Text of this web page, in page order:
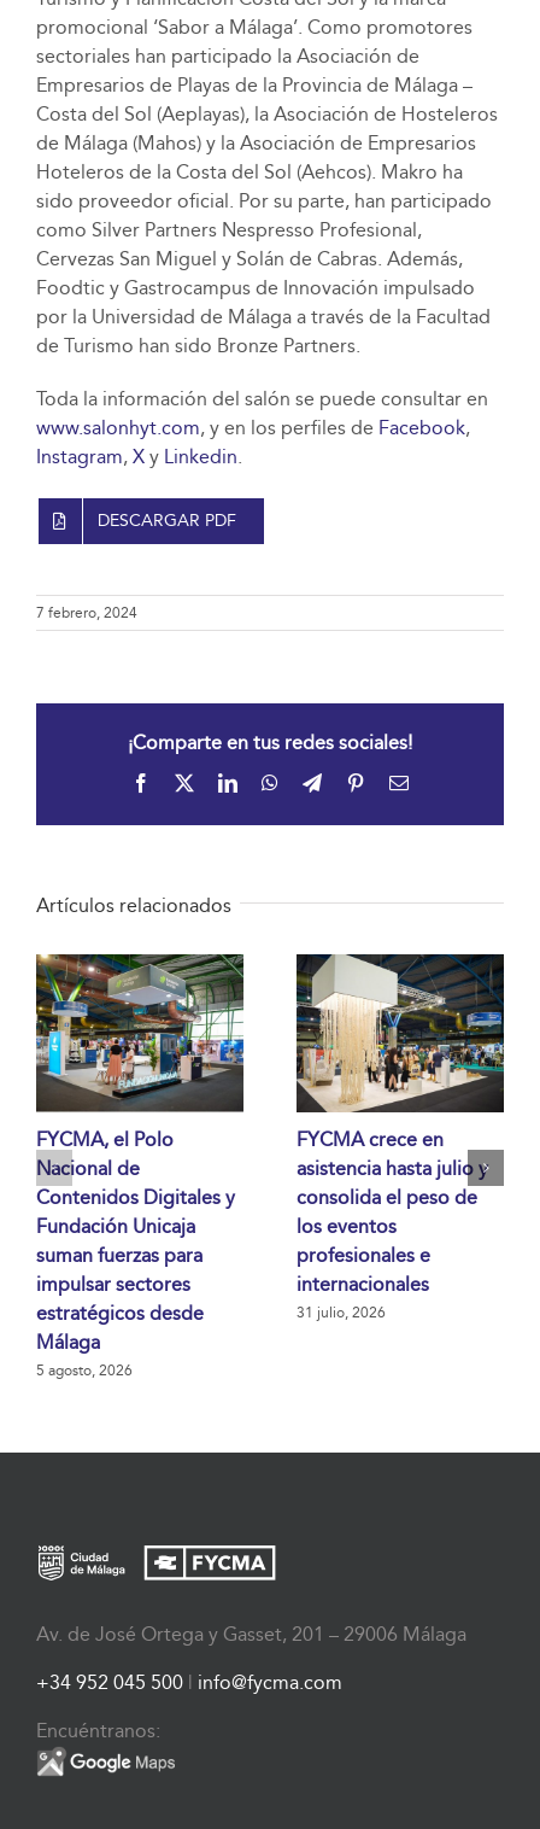
promocional ‘Sabor a Málaga’. Como promotores
sectoriales han participado la Asociación de
Empresarios de Playas de la Provincia de Málaga –
Costa del Sol (Aeplayas), la Asociación de Hosteleros
de Málaga (Mahos) y la Asociación de Empresarios
Hoteleros de la Costa del Sol (Aehcos). Makro ha
sido proveedor oficial. Por su parte, han participado
como Silver Partners Nespresso Profesional,
Cervezas San Miguel y Solán de Cabras. Además,
Foodtic y Gastrocampus de Innovación impulsado
por la Universidad de Málaga a través de la Facultad
de Turismo han sido Bronze Partners.
Toda la información del salón se puede consultar en
www.salonhyt.com, y en los perfiles de Facebook,
Instagram, Xy Linkedin.
DESCARGAR PDF
7 febrero, 2024
¡Comparte en tus redes sociales!
Facebook LinkedInWhatsApp
TelegramPinterestCorreo
Artículos relacionados
FYCMA, el Polo
Nacional de
Contenidos Digitales y
Fundación Unicaja
suman fuerzas para
impulsar sectores
estratégicos desde
Málaga
5 agosto, 2026
FYCMA crece en
asistencia hasta julio y
consolida el peso de
los eventos
profesionales e
internacionales
31 julio, 2026
Av. de José Ortega y Gasset, 201 – 29006 Málaga
+34 952 045 500 | info@fycma.com
Encuéntranos: